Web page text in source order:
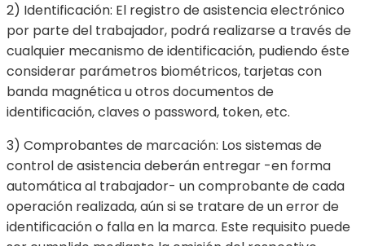
2) Identificación: El registro de asistencia electrónico
por parte del trabajador, podrá realizarse a través de
cualquier mecanismo de identificación, pudiendo éste
considerar parámetros biométricos, tarjetas con
banda magnética u otros documentos de
identificación, claves o password, token, etc.
3) Comprobantes de marcación: Los sistemas de
control de asistencia deberán entregar -en forma
automática al trabajador- un comprobante de cada
operación realizada, aún si se tratare de un error de
identificación o falla en la marca. Este requisito puede